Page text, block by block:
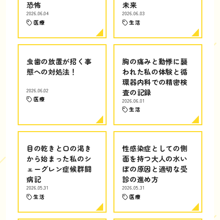
恐怖
2026.06.04
医療
未来
2026.06.03
生活
虫歯の放置が招く事
態への対処法！
2026.06.02
医療
胸の痛みと動悸に襲
われた私の体験と循
環器内科での精密検
査の記録
2026.06.01
生活
目の乾きと口の渇き
から始まった私のシ
ェーグレン症候群闘
病記
2026.05.31
生活
性感染症としての側
面を持つ大人の水い
ぼの原因と適切な受
診の進め方
2026.05.31
医療